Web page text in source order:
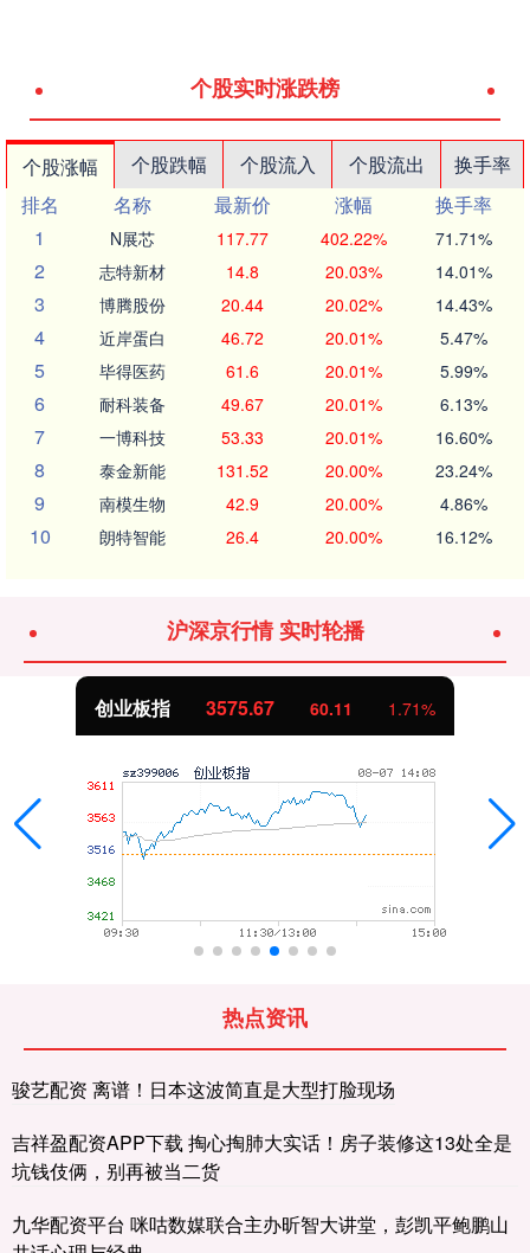
个股实时涨跌榜
个股涨幅 个股跌幅 个股流入 个股流出
换手率
排名
名称 最新价 涨幅
换手率
1
N展芯 117.77 402.22% 71.71%
2 志特新材 14.8 20.03% 14.01%
3 博腾股份 20.44 20.02% 14.43%
4 近岸蛋白 46.72 20.01% 5.47%
5 毕得医药 61.6 20.01% 5.99%
6 耐科装备 49.67 20.01% 6.13%
7 一博科技 53.33 20.01% 16.60%
8 泰金新能 131.52 20.00% 23.24%
9 南模生物 42.9 20.00% 4.86%
10 朗特智能 26.4 20.00% 16.12%
沪深京行情 实时轮播
创业板指 3575.67 60.11 1.71%
热点资讯
骏艺配资 离谱！日本这波简直是大型打脸现场
吉祥盈配资APP下载 掏心掏肺大实话！房子装修这13处全是
坑钱伎俩，别再被当二货
九华配资平台 咪咕数媒联合主办昕智大讲堂，彭凯平鲍鹏山